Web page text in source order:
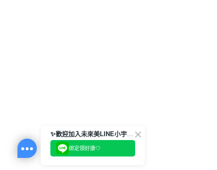
✨歡迎加入未來美LINE小宇宙💫
綁定領好康🤍